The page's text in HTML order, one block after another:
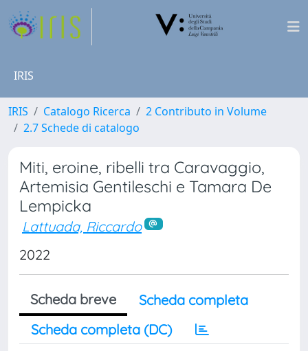
IRIS
IRIS Catalogo Ricerca
2 Contributo in Volume
2.7 Schede di catalogo
Miti, eroine, ribelli tra Caravaggio,
Artemisia Gentileschi e Tamara De
Lempicka
Lattuada, Riccardo
2022
Scheda breve
Scheda completa
Scheda completa (DC)